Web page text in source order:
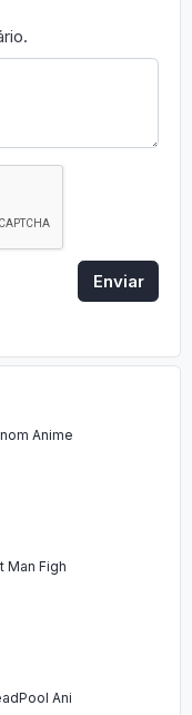
Enviar
Anime
Man Figh
Ani